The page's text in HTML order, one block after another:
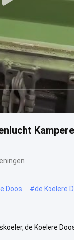
Doos #de Koelere
de Koelere